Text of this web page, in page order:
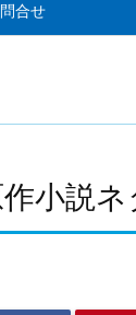
発見が出来るブ
合せ
小説